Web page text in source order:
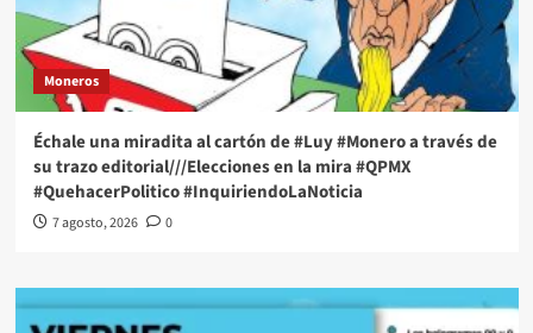
Moneros
Échale una miradita al cartón de #Luy #Monero a través de
su trazo editorial///Elecciones en la mira #QPMX
#QuehacerPolitico #InquiriendoLaNoticia
7 agosto, 2026 0